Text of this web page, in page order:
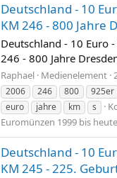
Deutschland - 10
KM 246 - 800 Jahre
Deutschland - 10 Euro
246 - 800 Jahre
Raphael Medienelement
2006
246 800 925er
euro
jahre km s
Euromünzen 1999 bis heute
Deutschland - 10
KM 245 - 225.